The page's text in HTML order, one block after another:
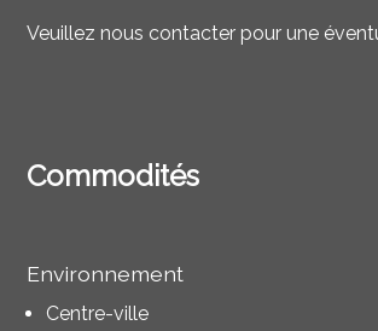
Veuillez nous contacter pour une
Commodités
Environnement
Centre-ville